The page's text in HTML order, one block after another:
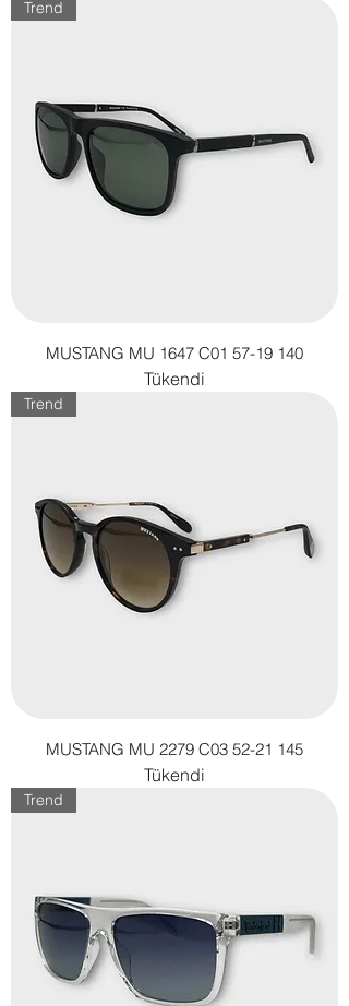
Trend
MUSTANG MU 1647 C01 57-19 140
Tükendi
Trend
MUSTANG MU 2279 C03 52-21 145
Tükendi
Trend